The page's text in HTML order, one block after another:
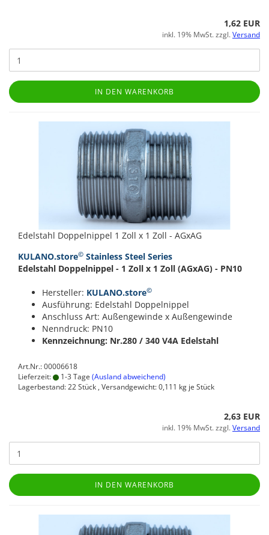
1,62 EUR
inkl. 19% MwSt. zzgl.Versand
IN DEN WARENKORB
Edelstahl Doppelnippel 1 Zoll x 1 Zoll - AGxAG
KULANO.store© Stainless Steel Series
Edelstahl Doppelnippel - 1 Zoll x 1 Zoll (AGxAG) - PN10
Hersteller: KULANO.store©
Ausführung: Edelstahl Doppelnippel
Anschluss Art: Außengewinde x Außengewinde
Nenndruck: PN10
Kennzeichnung: Nr.280 / 340 V4A Edelstahl
Art.Nr.: 00006618
Lieferzeit:
1-3 Tage (Ausland abweichend)
Lagerbestand: 22 Stück , Versandgewicht:0,111 kg je Stück
2,63 EUR
inkl. 19% MwSt. zzgl.Versand
IN DEN WARENKORB